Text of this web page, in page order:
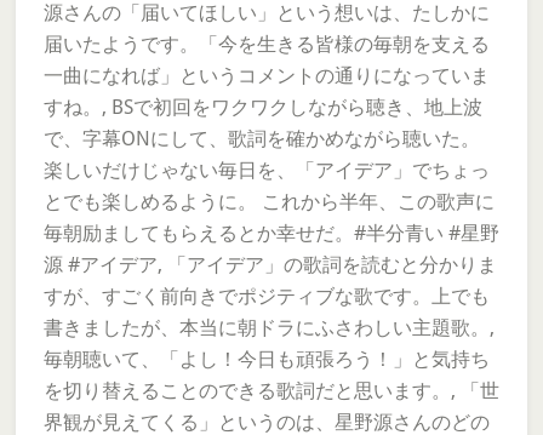
源さんの「届いてほしい」という想いは、たしかに
届いたようです。「今を生きる皆様の毎朝を支える
一曲になれば」というコメントの通りになっていま
すね。, BSで初回をワクワクしながら聴き、地上波
で、字幕ONにして、歌詞を確かめながら聴いた。
楽しいだけじゃない毎日を、「アイデア」でちょっ
とでも楽しめるように。 これから半年、この歌声に
毎朝励ましてもらえるとか幸せだ。#半分青い #星野
源 #アイデア, 「アイデア」の歌詞を読むと分かりま
すが、すごく前向きでポジティブな歌です。上でも
書きましたが、本当に朝ドラにふさわしい主題歌。,
毎朝聴いて、「よし！今日も頑張ろう！」と気持ち
を切り替えることのできる歌詞だと思います。, 「世
界観が見えてくる」というのは、星野源さんのどの